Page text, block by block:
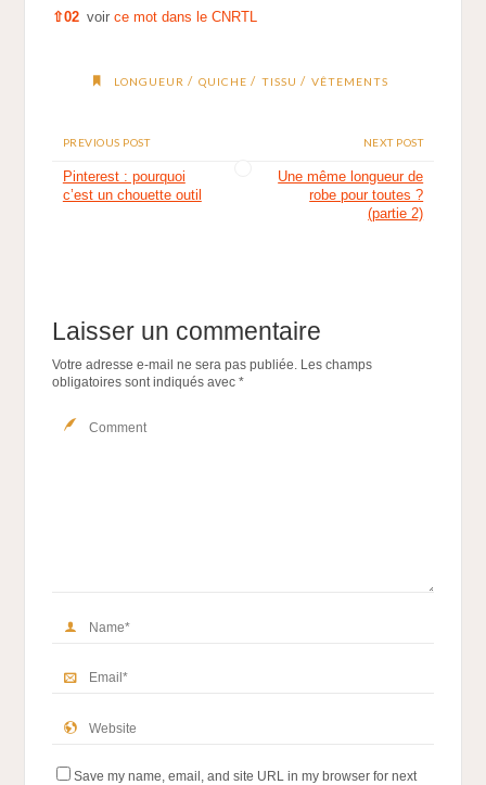
⇧02 voir ce mot dans le CNRTL
LONGUEUR / QUICHE / TISSU / VÊTEMENTS
PREVIOUS POST
Pinterest : pourquoi
c’est un chouette outil
NEXT POST
Une même longueur de
robe pour toutes ?
(partie 2)
Laisser un commentaire
Votre adresse e-mail ne sera pas publiée.
Les champs
obligatoires sont indiqués avec *
Save my name, email, and site URL in my browser for next